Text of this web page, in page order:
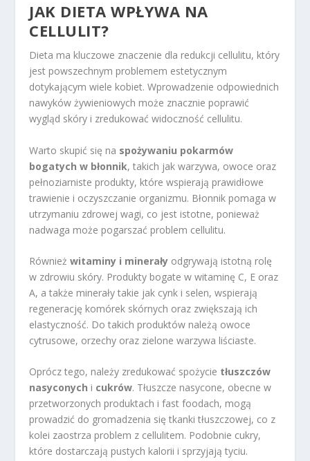
JAK DIETA WPŁYWA NA
CELLULIT?
Dieta ma kluczowe znaczenie dla redukcji cellulitu, który
jest powszechnym problemem estetycznym
dotykającym wiele kobiet. Wprowadzenie odpowiednich
nawyków żywieniowych może znacznie poprawić
wygląd skóry i zredukować widoczność cellulitu.
Warto skupić się na spożywaniu pokarmów
bogatych w błonnik, takich jak warzywa, owoce oraz
pełnoziarniste produkty, które wspierają prawidłowe
trawienie i oczyszczanie organizmu. Błonnik pomaga w
utrzymaniu zdrowej wagi, co jest istotne, ponieważ
nadwaga może pogarszać problem cellulitu.
Równieżwitaminy i minerały odgrywają istotną rolę
w zdrowiu skóry. Produkty bogate w witaminę C, E oraz
A, a także minerały takie jak cynk i selen, wspierają
regenerację komórek skórnych oraz zwiększają ich
elastyczność. Do takich produktów należą owoce
cytrusowe, orzechy oraz zielone warzywa liściaste.
Oprócz tego, należy zredukować spożycie tłuszczów
nasyconych i cukrów. Tłuszcze nasycone, obecne w
przetworzonych produktach i fast foodach, mogą
prowadzić do gromadzenia się tkanki tłuszczowej, co z
kolei zaostrza problem z cellulitem. Podobnie cukry,
które dostarczają pustych kalorii i sprzyjają tyciu.